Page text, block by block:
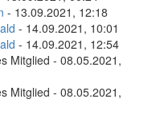
- 13.09.2021, 12:18
- 14.09.2021, 10:01
- 14.09.2021, 12:54
Mitglied - 08.05.2021,
Mitglied - 08.05.2021,